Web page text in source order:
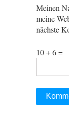
Meinen
meine
nächste
10 + 6 =